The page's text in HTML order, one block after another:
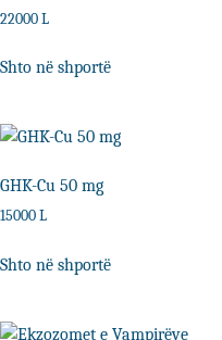
22000 L
Shto në shportë
GHK-Cu 50 mg
15000 L
Shto në shportë